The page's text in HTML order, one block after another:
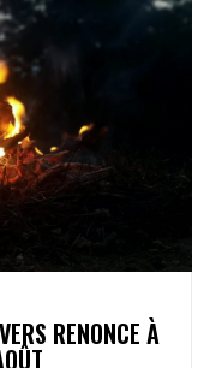
RENONCE À